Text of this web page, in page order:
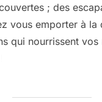
; des
vous emporter à la
qui nourrissent vos